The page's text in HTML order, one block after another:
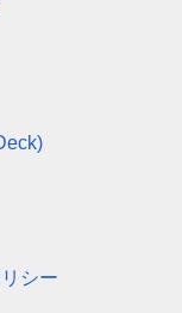
シー